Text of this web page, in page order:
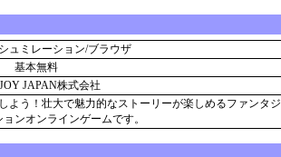
ュミレーション/ブラウザ
基本無料
JAPAN株式会社
よう！壮大で魅力的なストーリーが楽しめるファンタジ
ンオンラインゲームです。